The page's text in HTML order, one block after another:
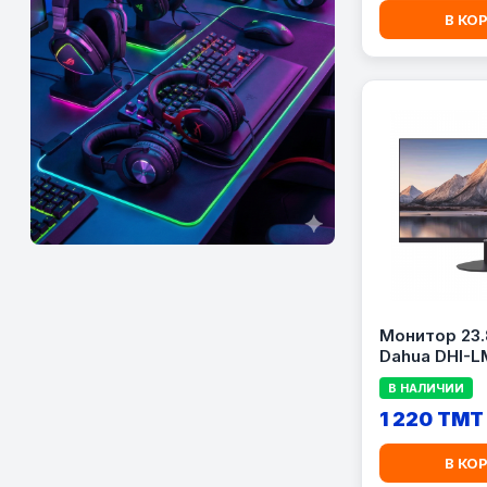
В
Монитор
Dahua DHI-
Black (VA,
100Hz, 10ms,
В НАЛИЧИИ
1 220 TMT
В